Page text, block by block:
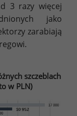
3 razy więcej
jako
zarabiają
szczeblach
w PLN)